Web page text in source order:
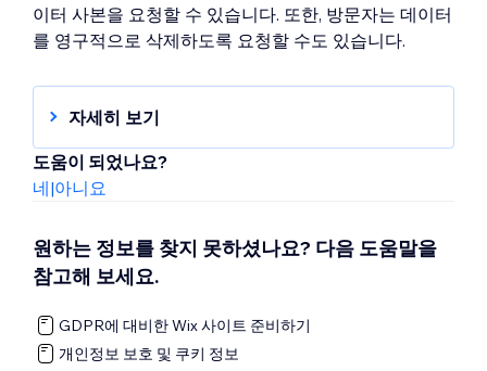
이터 사본을 요청할 수 있습니다. 또한, 방문자는 데이터
를 영구적으로 삭제하도록 요청할 수도 있습니다.
자세히 보기
개인정보 보호 규정에 따라 Velo by Wix에서 사
이트 방문자 데이터 검색 또는 삭제하기
도움이 되었나요?
네|아니요
원하는 정보를 찾지 못하셨나요? 다음 도움말을
참고해 보세요.
GDPR에 대비한 Wix 사이트 준비하기
개인정보 보호 및 쿠키 정보